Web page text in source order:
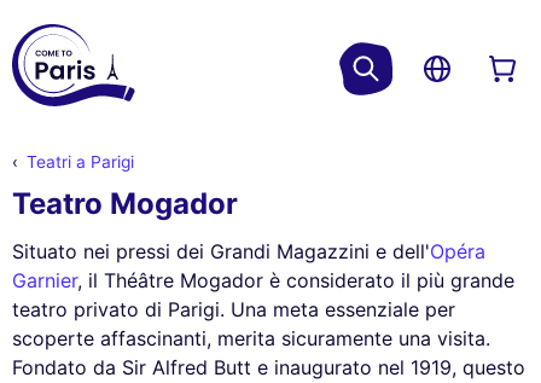
Teatri a Parigi
Teatro Mogador
Situato nei pressi dei Grandi Magazzini e dell'Opéra
Garnier, il Théâtre Mogador è considerato il più grande
teatro privato di Parigi. Una meta essenziale per
scoperte affascinanti, merita sicuramente una visita.
Fondato da Sir Alfred Butt e inaugurato nel 1919, questo